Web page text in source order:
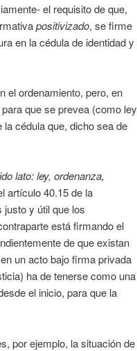
el requisito de que,
positivizado, se firme
en la cédula de identidad y
el ordenamiento, pero, en
que se prevea (como ley
cédula que, dicho sea de
lato: ley, ordenanza,
artículo 40.15 de la
justo y útil que los
está firmando el
de que existan
un acto bajo firma privada
ha de tenerse como una
el inicio, para que la
por ejemplo, la situación de